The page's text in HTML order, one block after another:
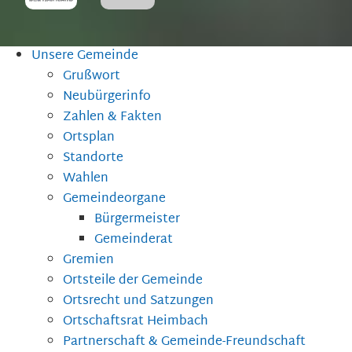
Unsere Gemeinde
Grußwort
Neubürgerinfo
Zahlen & Fakten
Ortsplan
Standorte
Wahlen
Gemeindeorgane
Bürgermeister
Gemeinderat
Gremien
Ortsteile der Gemeinde
Ortsrecht und Satzungen
Ortschaftsrat Heimbach
Partnerschaft & Gemeinde-Freundschaft